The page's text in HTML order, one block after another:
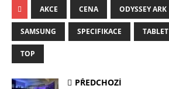
AKCE CENA ODYSSEY ARK
SAMSUNG SPECIFIKACE TABLET
TOP
PŘEDCHOZÍ